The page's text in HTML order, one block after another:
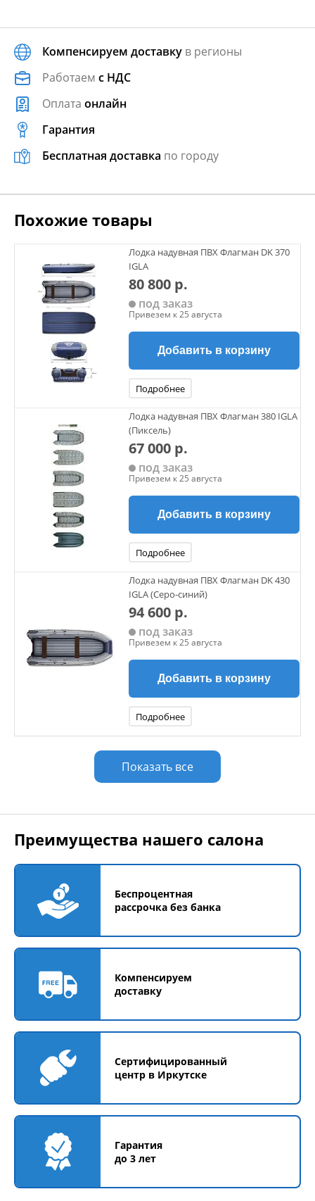
Компенсируем доставку в регионы
Работаем с НДС
Оплата онлайн
Гарантия
Бесплатная доставка по городу
Похожие товары
Лодка надувная ПВХ Флагман DK 370
IGLA
80 800 р.
под заказ
Привезем к 25 августа
Добавить в корзину
Подробнее
Лодка надувная ПВХ Флагман 380 IGLA
(Пиксель)
67 000 р.
под заказ
Привезем к 25 августа
Добавить в корзину
Подробнее
Лодка надувная ПВХ Флагман DK 430
IGLA (Серо-синий)
94 600 р.
под заказ
Привезем к 25 августа
Добавить в корзину
Подробнее
Показать все
Преимущества нашего салона
Беспроцентная
рассрочка без банка
Компенсируем
доставку
Сертифицированный
центр в Иркутске
Гарантия
до 3 лет